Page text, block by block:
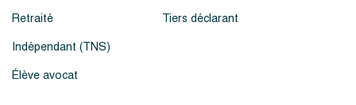
Retraité
Indépendant (TNS)
Élève avocat
Tiers déclarant